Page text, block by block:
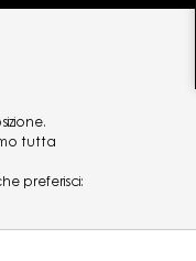
tutta
preferisci: